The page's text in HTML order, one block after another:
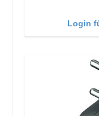
Login